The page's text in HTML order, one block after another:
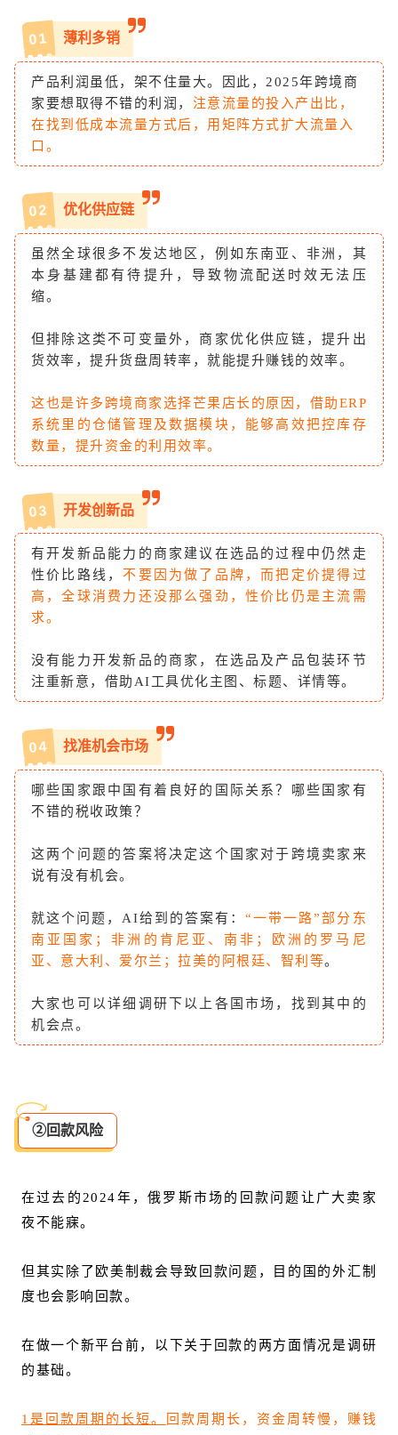
01 薄利多销
产品利润虽低，架不住量大。因此，2025年跨境商
家要想取得不错的利润， 注意流量的投入产出比，
在找到低成本流量方式后，用矩阵方式扩大流量入
口。
02 优化供应链
虽然全球很多不发达地区，例如东南亚、非洲，其
本身基建都有待提升，导致物流配送时效无法压
缩。
但排除这类不可变量外，商家优化供应链，提升出
货效率，提升货盘周转率，就能提升赚钱的效率。
这也是许多跨境商家选择芒果店长的原因，借助ERP
系统里的仓储管理及数据模块，能够高效把控库存
数量，提升资金的利用效率。
03 开发创新品
有开发新品能力的商家建议在选品的过程中仍然走
性价比路线，不要因为做了品牌，而把定价提得过
高，全球消费力还没那么强劲，性价比仍是主流需
求。
没有能力开发新品的商家，在选品及产品包装环节
注重新意，借助AI工具优化主图、标题、详情等。
04 找准机会市场
哪些国家跟中国有着良好的国际关系？哪些国家有
不错的税收政策？
这两个问题的答案将决定这个国家对于跨境卖家来
说有没有机会。
就这个问题，AI给到的答案有：“一带一路”部分东
南亚国家；非洲的肯尼亚、南非；欧洲的罗马尼
亚、意大利、爱尔兰；拉美的阿根廷、智利等。
大家也可以详细调研下以上各国市场，找到其中的
机会点。
②回款风险
在过去的2024年，俄罗斯市场的回款问题让广大卖家
夜不能寐。
但其实除了欧美制裁会导致回款问题，目的国的外汇制
度也会影响回款。
在做一个新平台前，以下关于回款的两方面情况是调研
的基础。
1是回款周期的长短。
回款周期长，资金周转慢，赚钱